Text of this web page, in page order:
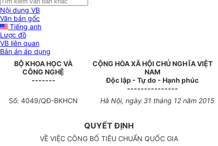
Nội dung VB
Văn bản gốc
Tiếng anh
Lược đồ
VB liên quan
Bản án áp dụng
BỘ KHOA HỌC VÀ
CÔNG NGHỆ
-------
CỘNG HÒA XÃ HỘI CHỦ NGHĨA VIỆT
NAM
Độc lập - Tự do - Hạnh phúc
---------------
Số: 4049/QĐ-BKHCN Hà Nội, ngày 31 tháng 12 năm 2015
QUYẾT ĐỊNH
VỀ VIỆC CÔNG BỐ TIÊU CHUẨN QUỐC GIA